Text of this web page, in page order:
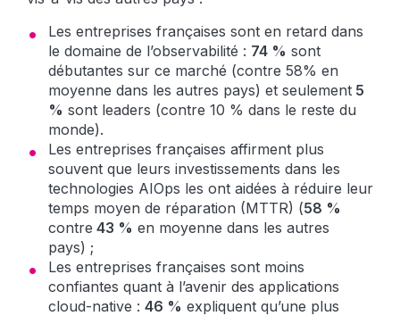
Les entreprises françaises sont en retard dans
le domaine de l’observabilité : 74 % sont
débutantes sur ce marché (contre 58% en
moyenne dans les autres pays) et seulement 5
% sont leaders (contre 10 % dans le reste du
monde).
Les entreprises françaises affirment plus
souvent que leurs investissements dans les
technologies AIOps les ont aidées à réduire leur
temps moyen de réparation (MTTR) (58 %
contre 43 % en moyenne dans les autres
pays) ;
Les entreprises françaises sont moins
confiantes quant à l’avenir des applications
cloud-native : 46 % expliquent qu’une plus